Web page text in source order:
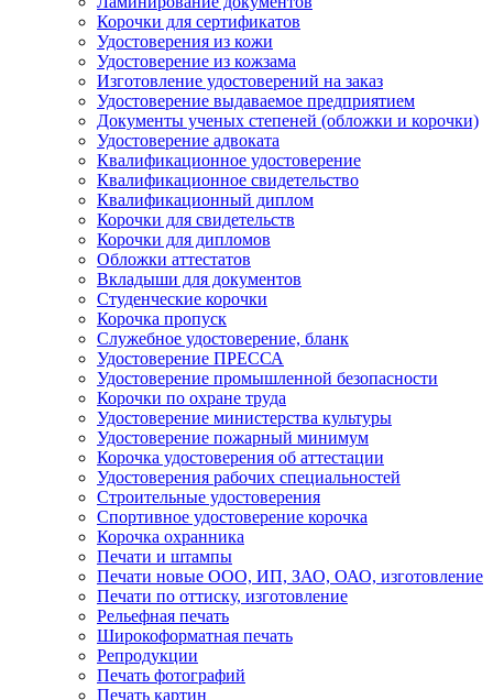
Корочки для сертификатов
Удостоверения из кожи
Удостоверение из кожзама
Изготовление удостоверений на заказ
Удостоверение выдаваемое предприятием
Документы ученых степеней (обложки и корочки)
Удостоверение адвоката
Квалификационное удостоверение
Квалификационное свидетельство
Квалификационный диплом
Корочки для свидетельств
Корочки для дипломов
Обложки аттестатов
Вкладыши для документов
Студенческие корочки
Корочка пропуск
Служебное удостоверение, бланк
Удостоверение ПРЕССА
Удостоверение промышленной безопасности
Корочки по охране труда
Удостоверение министерства культуры
Удостоверение пожарный минимум
Корочка удостоверения об аттестации
Удостоверения рабочих специальностей
Строительные удостоверения
Спортивное удостоверение корочка
Корочка охранника
Печати и штампы
Печати новые ООО, ИП, ЗАО, ОАО, изготовление
Печати по оттиску, изготовление
Рельефная печать
Широкоформатная печать
Репродукции
Печать фотографий
Печать картин